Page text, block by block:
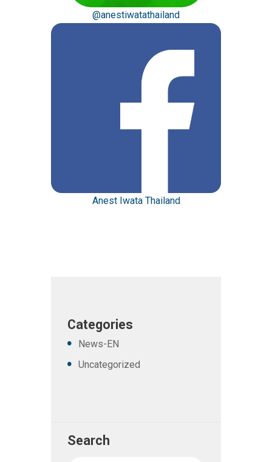
@anestiwatathailand
Anest Iwata Thailand
Categories
News-EN
Uncategorized
Search